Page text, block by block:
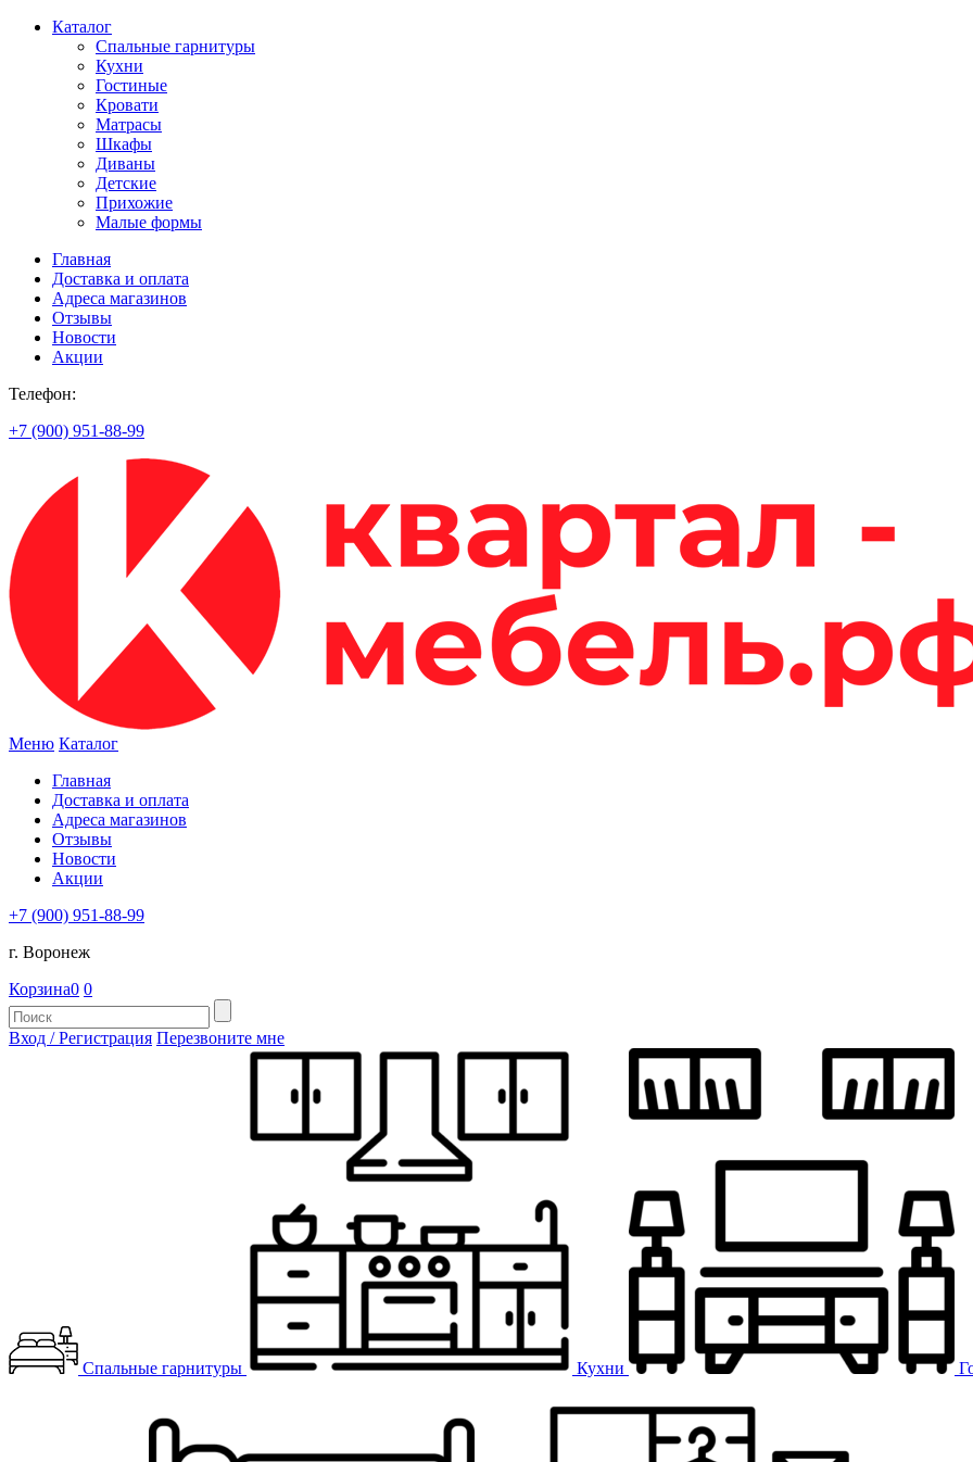
Каталог
Спальные гарнитуры
Кухни
Гостиные
Кровати
Матрасы
Шкафы
Диваны
Детские
Прихожие
Малые формы
Главная
Доставка и оплата
Адреса магазинов
Отзывы
Новости
Акции
Телефон:
+7 (900) 951-88-99
Меню Каталог
Главная
Доставка и оплата
Адреса магазинов
Отзывы
Новости
Акции
+7 (900) 951-88-99
г. Воронеж
Корзина0 0
Вход / Регистрация Перезвоните мне
Спальные гарнитуры Кухни